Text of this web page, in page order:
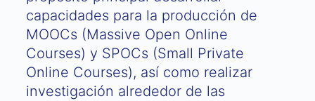
capacidades para la producción de
MOOCs (Massive Open Online
Courses) y SPOCs (Small Private
Online Courses), así como realizar
investigación alrededor de las